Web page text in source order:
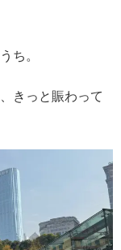
ち。
きっと賑わって